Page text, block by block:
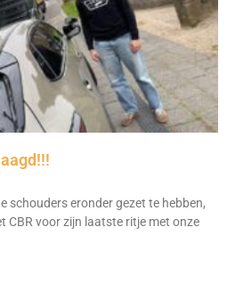
schouders eronder gezet te hebben,
CBR voor zijn laatste ritje met onze